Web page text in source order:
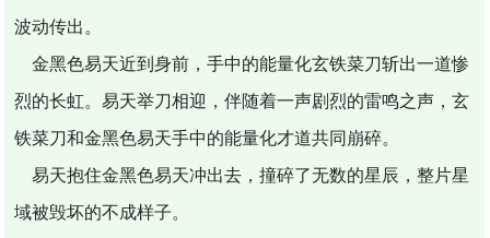
波动传出。
金黑色易天近到身前，手中的能量化玄铁菜刀斩出一道惨
烈的长虹。易天举刀相迎，伴随着一声剧烈的雷鸣之声，玄
铁菜刀和金黑色易天手中的能量化才道共同崩碎。
易天抱住金黑色易天冲出去，撞碎了无数的星辰，整片星
域被毁坏的不成样子。